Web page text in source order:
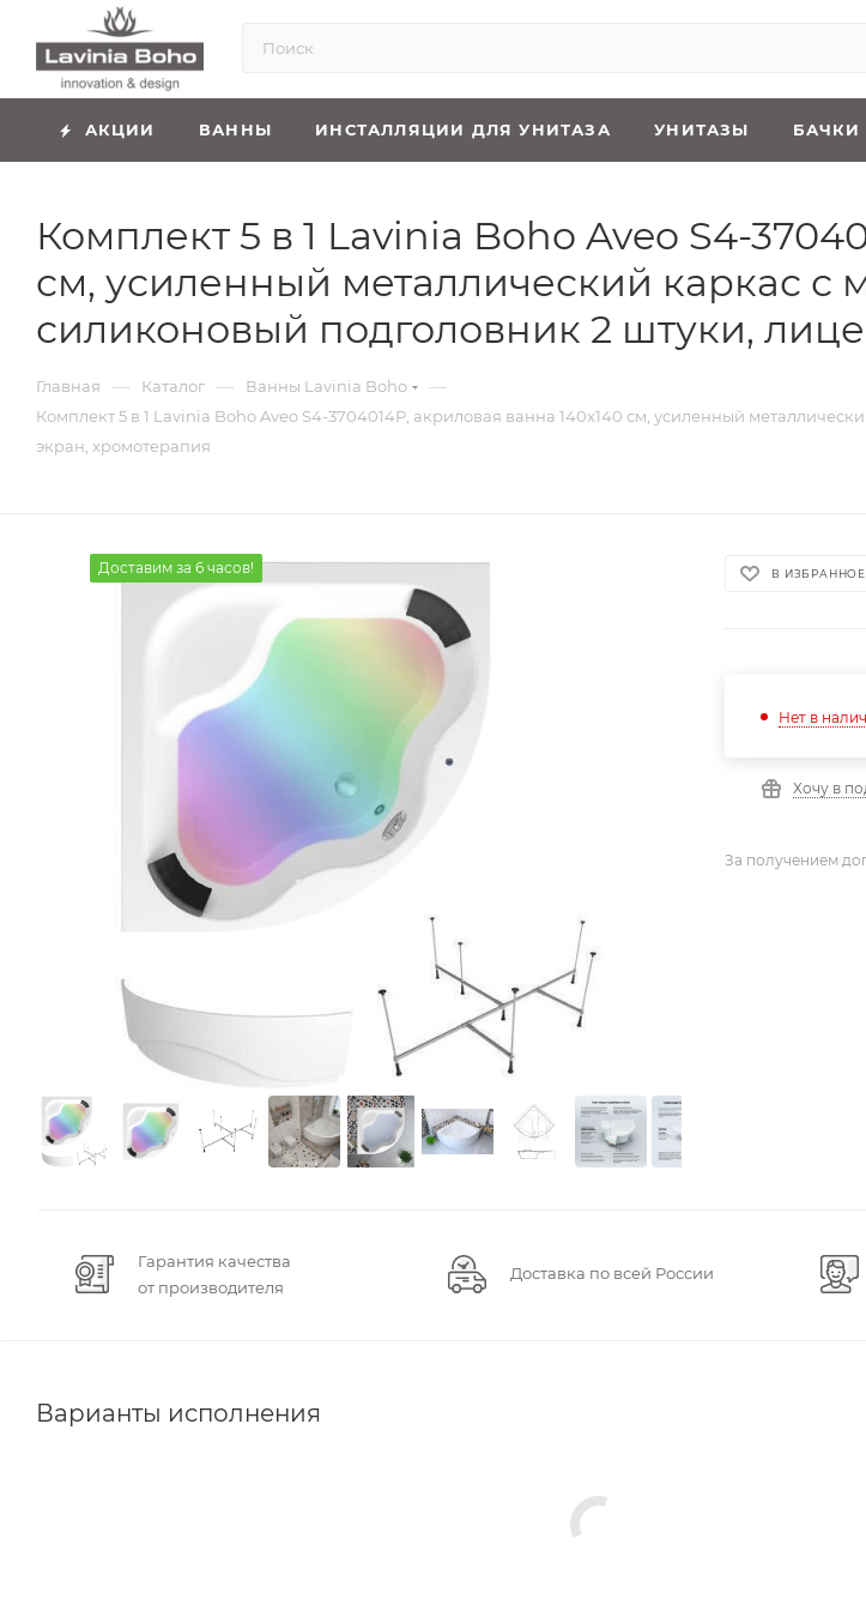
АКЦИИ ВАННЫ ИНСТАЛЛЯЦИИ ДЛЯ УНИТАЗА УНИТАЗЫ
Комплект 5 в 1 Lavinia Boho Aveo S4-
см, усиленный металлический каркас
силиконовый подголовник 2 штуки,
Главная — Каталог — Ванны Lavinia Boho —
Комплект 5 в 1 Lavinia Boho Aveo S4-3704014P, акриловая ванна 140x140 см, усиленный
экран, хромотерапия
Доставим за 6 часов! В ИЗБРАННОЕ
Нет в
Хочу в
За получением
Гарантия качества
от производителя
Доставка по всей России
Варианты исполнения